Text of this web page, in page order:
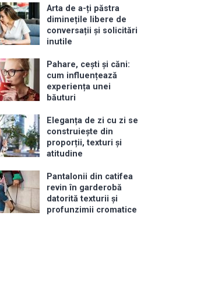
Arta de a-ți păstra
diminețile libere de
conversații și solicitări
inutile
Pahare, cești și căni:
cum influențează
experiența unei
băuturi
Eleganța de zi cu zi se
construiește din
proporții, texturi și
atitudine
Pantalonii din catifea
revin în garderobă
datorită texturii și
profunzimii cromatice